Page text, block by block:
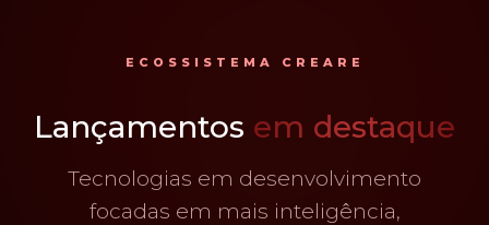
ECOSSISTEMA CREARE
Lançamentos em destaque
Tecnologias em desenvolvimento
focadas em mais inteligência,